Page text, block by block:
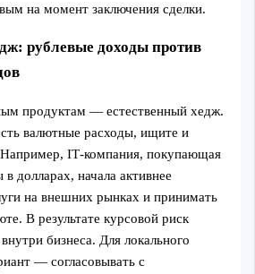
на момент заключения сделки.
рублевые доходы против
продуктам — естественный хедж.
валютные расходы, ищите и
IT‑компания, покупающая
долларах, начала активнее
на внешних рынках и принимать
В результате курсовой риск
бизнеса. Для локального
— согласовывать с